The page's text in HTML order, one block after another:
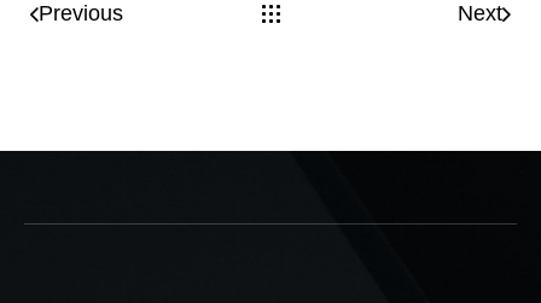
Previous Next